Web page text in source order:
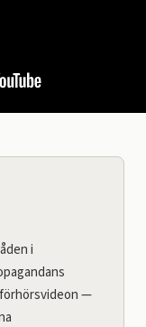
i
—